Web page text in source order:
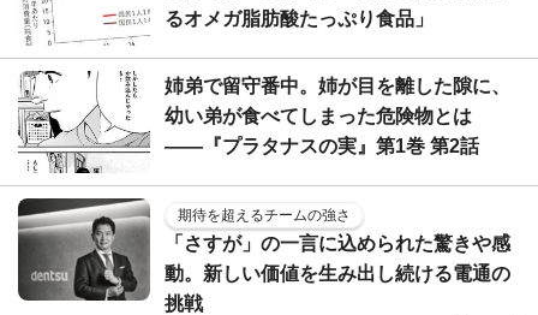
るオメガ脂肪酸たっぷり食品」
姉弟で留守番中。姉が目を離した隙に、
幼い弟が食べてしまった危険物とは
――『プラタナスの実』第1巻 第2話
期待を超えるチームの強さ
「さすが」の一言に込められた驚きや感
動。新しい価値を生み出し続ける電通の
挑戦